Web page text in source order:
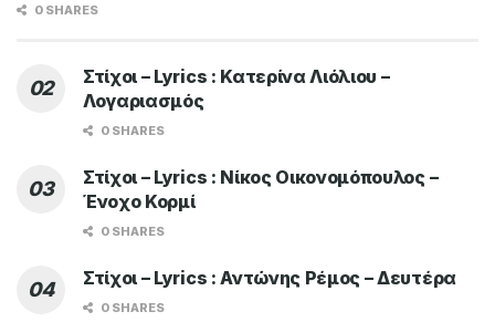
0 SHARES
Στίχοι – Lyrics : Κατερίνα Λιόλιου –
Λογαριασμός
0 SHARES
Στίχοι – Lyrics : Νίκος Οικονομόπουλος –
Ένοχο Κορμί
0 SHARES
Στίχοι – Lyrics : Αντώνης Ρέμος – Δευτέρα
0 SHARES